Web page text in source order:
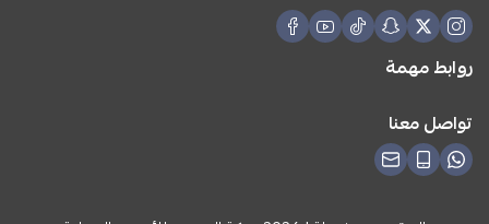
روابط مهمة
تواصل معنا